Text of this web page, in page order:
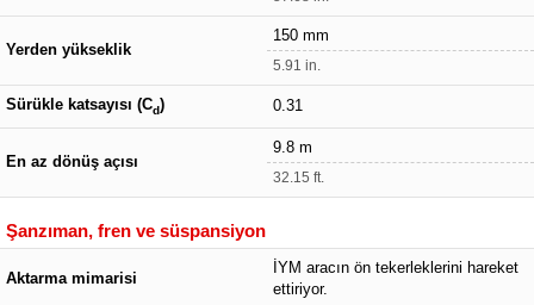
Yerden yükseklik
150 mm
5.91 in.
Sürükle katsayısı (Cd) 0.31
En az dönüş açısı
9.8 m
32.15 ft.
Şanzıman, fren ve süspansiyon
Aktarma mimarisi
İYM aracın ön tekerleklerini hareket
ettiriyor.